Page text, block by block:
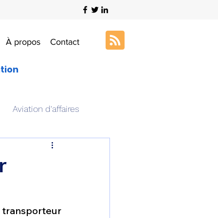
À propos Contact
Aviation d'affaires
Art & Aviation